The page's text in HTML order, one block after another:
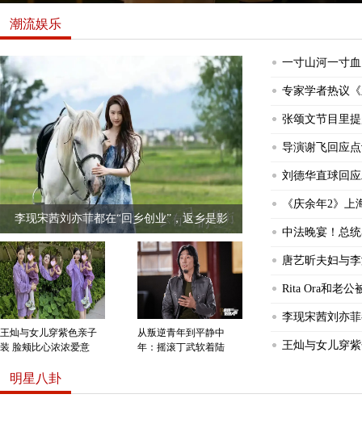
《天行健》首播，秦俊杰刘宇宁主演，得了金庸真传
潮流娱乐
李现宋茜刘亦菲都在“回乡创业”，返乡是影
王灿与女儿穿紫色亲子
装 脸颊比心浓浓爱意
从叛逆青年到平静中
年：摇滚丁武软着陆
一寸山河一寸
专家学者热议
张颂文节目里
导演谢飞回应
刘德华直球回
《庆余年2》
中法晚宴！总
唐艺昕夫妇与
Rita Ora和老公
李现宋茜刘亦
王灿与女儿穿
明星八卦